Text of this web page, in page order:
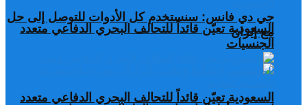
السعودية تعيّن قائداً للتحالف البحري الدفاعي متعدد
الجنسيات
جي دي فانس: سنستخدم كل الأدوات للتوصل إلى حل
مع إيران
السعودية تعيّن قائداً للتحالف البحري الدفاعي متعدد